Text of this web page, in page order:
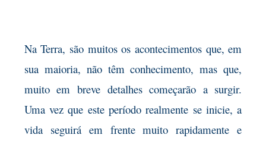
Na Terra, são muitos os acontecimentos que, em
sua maioria, não têm conhecimento, mas que,
muito em breve detalhes começarão a surgir.
Uma vez que este período realmente se inicie, a
vida seguirá em frente muito rapidamente e